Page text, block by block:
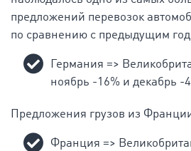
предложений перевозок
по сравнению с предыдущим
Германия =>
ноябрь -16% и декабрь -
Предложения грузов из
Франция =>